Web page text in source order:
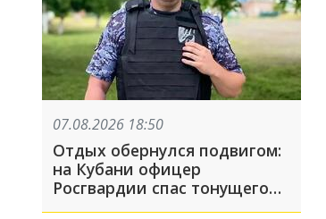
07.08.2026 18:50
Отдых обернулся подвигом:
на Кубани офицер
Росгвардии спас тонущего
мальчика на Должанской